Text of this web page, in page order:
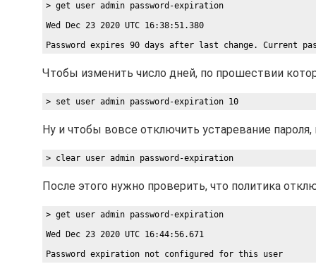
> get user admin password-expiration
Wed Dec 23 2020 UTC 16:38:51.380
Password expires 90 days after last change. Current
Чтобы изменить число дней, по прошествии
> set user admin password-expiration 10
Ну и чтобы вовсе отключить устаревание
> clear user admin password-expiration
После этого нужно проверить, что политика
> get user admin password-expiration
Wed Dec 23 2020 UTC 16:44:56.671
Password expiration not configured for this user